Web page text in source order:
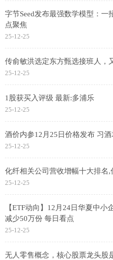
字节Seed发布最强数学模型：一
点聚焦
25-12-25
传俞敏洪选定东方甄选接班人，
25-12-25
1股获买入评级 最新:多浦乐
25-12-25
酒价内参12月25日价格发布 习
25-12-25
化纤相关公司营收增幅十大排名
25-12-25
【ETF动向】12月24日华夏中小
减少50万份 每日看点
25-12-25
无人零售概念，核心股票龙头股